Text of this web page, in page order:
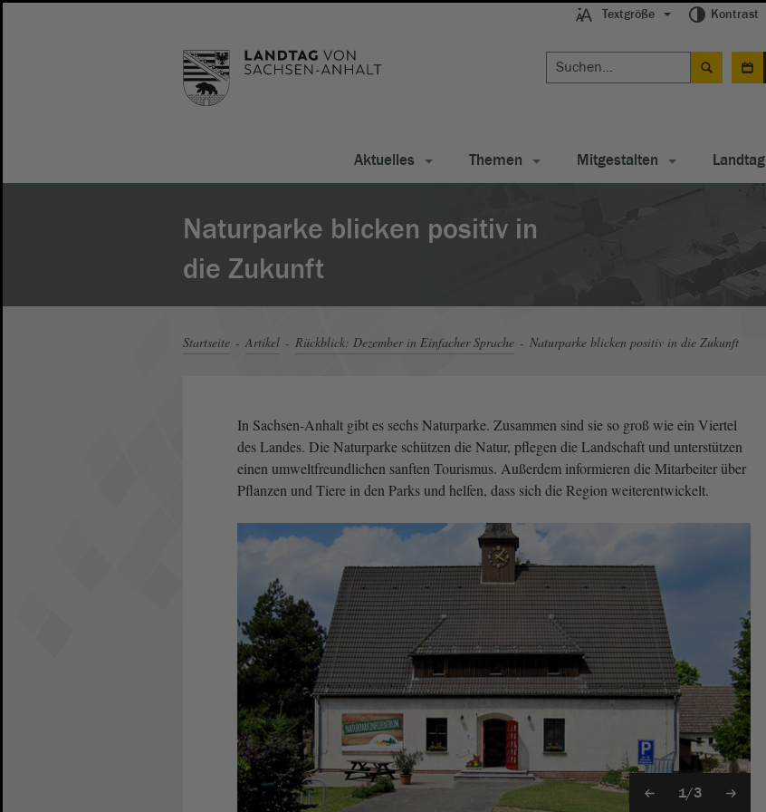
Textgröße Kontrast
Aktuelles Themen Mitgestalten Landtag
Naturparke blicken positiv in
die Zukunft
Startseite Artikel Rückblick: Dezember in Einfacher Sprache Naturparke blicken positiv in die Zukunft
In Sachsen-Anhalt gibt es sechs Naturparke. Zusammen sind sie so groß wie ein Viertel
des Landes. Die Naturparke schützen die Natur, pflegen die Landschaft und unterstützen
einen umweltfreundlichen sanften Tourismus. Außerdem informieren die Mitarbeiter über
Pflanzen und Tiere in den Parks und helfen, dass sich die Region weiterentwickelt.
1/3